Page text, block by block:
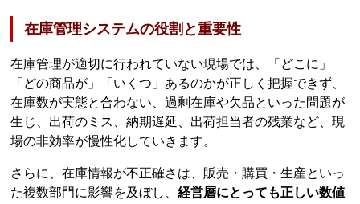
在庫管理システムの役割と重要性
在庫管理が適切に行われていない現場では、「どこに」
「どの商品が」「いくつ」あるのかが正しく把握できず、
在庫数が実態と合わない、過剰在庫や欠品といった問題が
生じ、出荷のミス、納期遅延、出荷担当者の残業など、現
場の非効率が慢性化していきます。
さらに、在庫情報が不正確さは、販売・購買・生産といっ
た複数部門に影響を及ぼし、経営層にとっても正しい数値